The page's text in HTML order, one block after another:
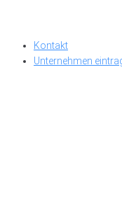
Kontakt
Unternehmen